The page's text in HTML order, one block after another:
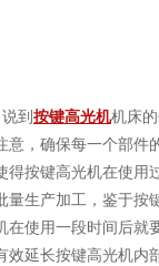
说到 按键高光机机床
意，确保每一个部件
得按键高光机在使用
量生产加工，鉴于按
在使用一段时间后就
效延长按键高光机内